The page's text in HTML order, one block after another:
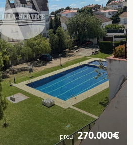
preu270.000€